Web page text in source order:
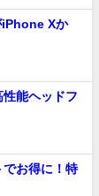
iPhone Xか
能ヘッドフ
でお得に！特